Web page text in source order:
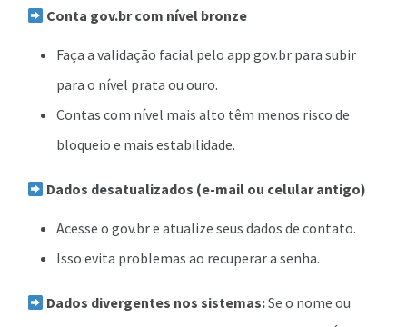
Conta gov.br com nível bronze
Faça a validação facial pelo app gov.br para subir
para o nível prata ou ouro.
Contas com nível mais alto têm menos risco de
bloqueio e mais estabilidade.
Dados desatualizados (e-mail ou celular antigo)
Acesse o gov.br e atualize seus dados de contato.
Isso evita problemas ao recuperar a senha.
Dados divergentes nos sistemas:Se o nome ou